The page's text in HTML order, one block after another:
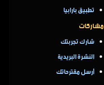
تطبيق بارابيا
مشاركات
شارك تجربتك
النشرة البريدية
أرسل مقترحاتك